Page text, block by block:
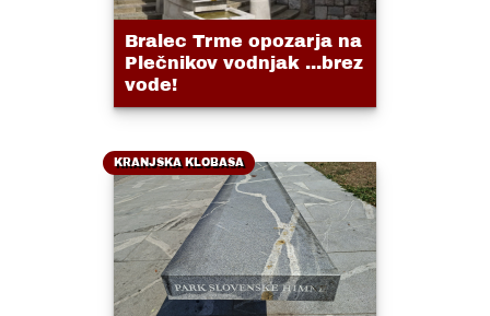
Bralec Trme opozarja na
Plečnikov vodnjak ...brez
vode!
KRANJSKA KLOBASA